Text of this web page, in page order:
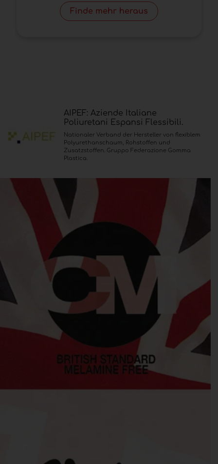
Finde mehr heraus
AIPEF: Aziende Italiane
Poliuretani Espansi Flessibili.
Nationaler Verband der Hersteller von flexiblem
Polyurethanschaum, Rohstoffen und
Zusatzstoffen. Gruppo Federazione Gomma
Plastica.